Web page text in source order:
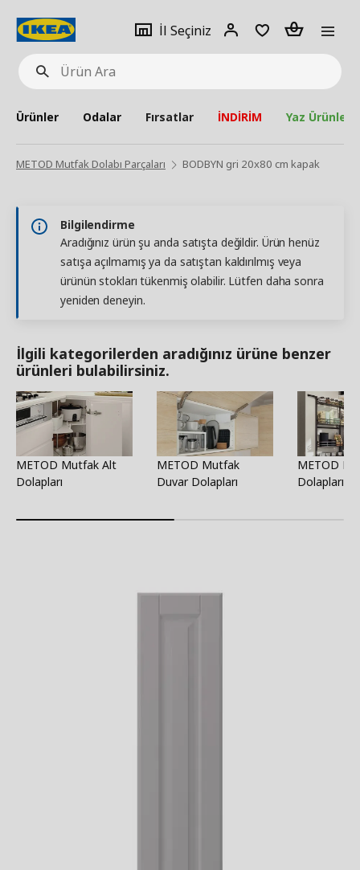
Ürün
Ara
İl Seçiniz
Giriş
Adet
Ürünler Odalar Fırsatlar İNDİRİM Yaz Ürünleri
METOD Mutfak Dolabı Parçaları BODBYN gri 20x80 cm kapak
Bilgilendirme
Aradığınız ürün şu anda satışta değildir. Ürün henüz
satışa açılmamış ya da satıştan kaldırılmış veya
ürünün stokları tükenmiş olabilir. Lütfen daha sonra
yeniden deneyin.
İlgili kategorilerden aradığınız ürüne benzer
ürünleri bulabilirsiniz.
METOD Mutfak Alt
Dolapları
METOD Mutfak
Duvar Dolapları
METOD
Dolapları